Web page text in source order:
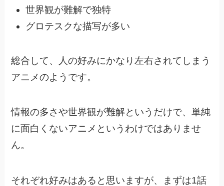
世界観が難解で独特
グロテスクな描写が多い
総合して、人の好みにかなり左右されてしまう
アニメのようです。
情報の多さや世界観が難解というだけで、単純
に面白くないアニメというわけではありませ
ん。
それぞれ好みはあると思いますが、まずは1話